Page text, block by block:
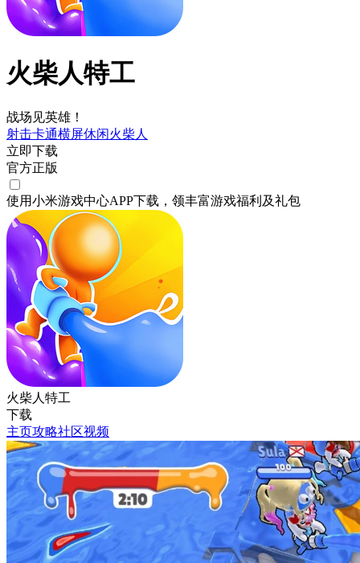
火柴人特工
战场见英雄！
射击卡通横屏休闲火柴人
立即下载
官方正版
使用小米游戏中心APP下载 ，领丰富游戏福利 及礼包
火柴人特工
下载
主页攻略社区视频